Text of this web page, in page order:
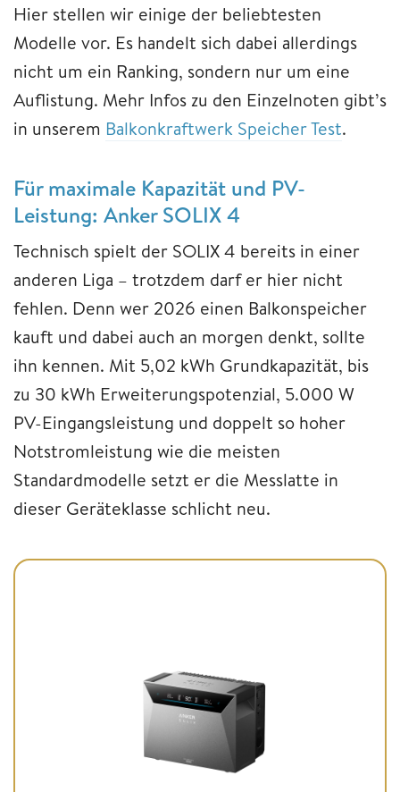
Hier stellen wir einige der beliebtesten
Modelle vor. Es handelt sich dabei allerdings
nicht um ein Ranking, sondern nur um eine
Auflistung. Mehr Infos zu den Einzelnoten gibt’s
in unserem Balkonkraftwerk Speicher Test.
Für maximale Kapazität und PV-
Leistung: Anker SOLIX 4
Technisch spielt der SOLIX 4 bereits in einer
anderen Liga – trotzdem darf er hier nicht
fehlen. Denn wer 2026 einen Balkonspeicher
kauft und dabei auch an morgen denkt, sollte
ihn kennen. Mit 5,02 kWh Grundkapazität, bis
zu 30 kWh Erweiterungspotenzial, 5.000 W
PV-Eingangsleistung und doppelt so hoher
Notstromleistung wie die meisten
Standardmodelle setzt er die Messlatte in
dieser Geräteklasse schlicht neu.